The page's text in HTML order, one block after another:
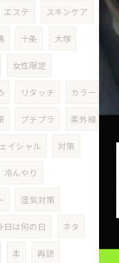
エステ スキンケア
十条 大塚
女性限定
リタッチ カラー
プチプラ 紫外線
イシャル 対策
冷んやり
湿気対策
日は何の日 ネタ
本 再読